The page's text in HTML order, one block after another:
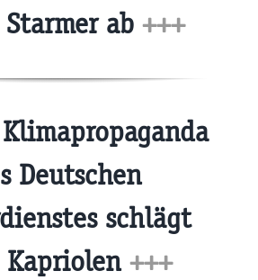
ab +++
Deutschen
schlägt
Kapriolen +++